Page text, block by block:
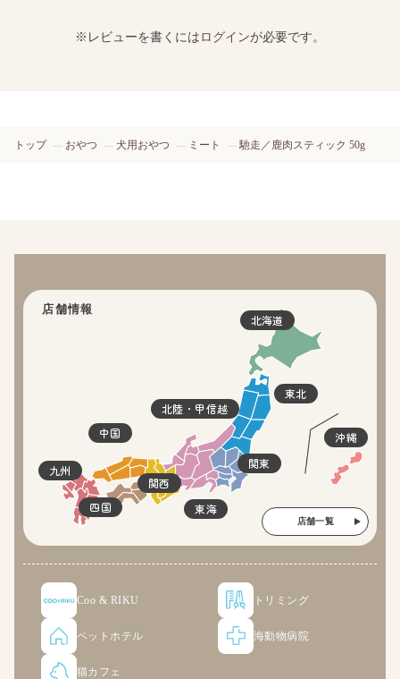
※レビューを書くにはログインが必要です。
トップ おやつ 犬用おやつ ミート 馳走／鹿肉スティック 50g
店舗情報
北海道
東北
関東
北陸・甲信越
東海
関西
四国
中国
九州
沖縄
店舗一覧
Coo & RIKU トリミング
ペットホテル 海動物病院
猫カフェ